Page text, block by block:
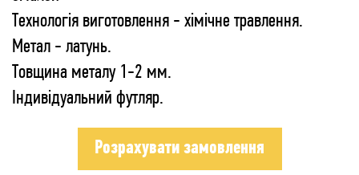
Технологія виготовлення - хімічне травлення.
Метал - латунь.
Товщина металу 1-2 мм.
Індивідуальний футляр.
Розрахувати замовлення